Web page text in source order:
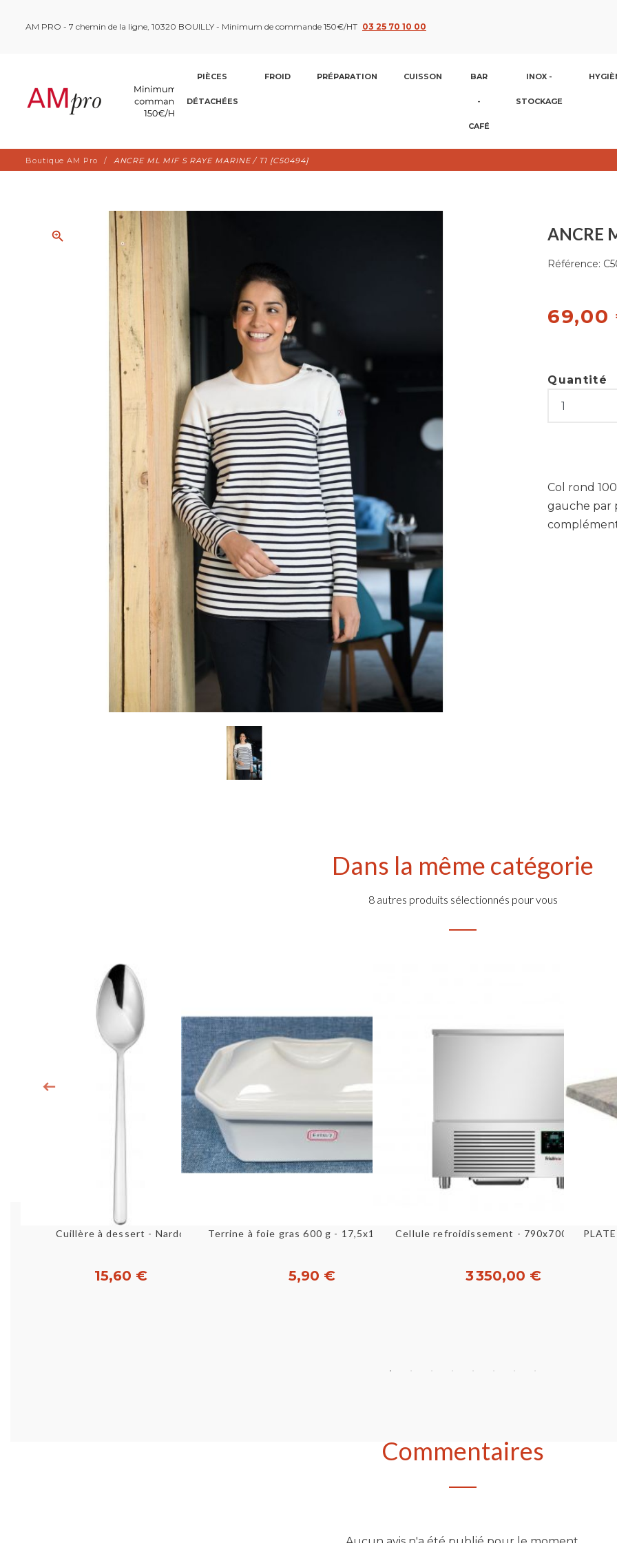
AM PRO - 7 chemin de la ligne, 10320 BOUILLY - Minimum de commande 150€/HT 03 25 70 10 00
PIÈCES
DÉTACHÉES
FROID PRÉPARATION CUISSON BAR
-
CAFÉ
INOX -
STOCKAGE
Boutique AM Pro ANCRE ML MIF S RAYE MARINE / T1 [C50494]
zoom_in ANCRE
Référence:
69,00
Quantité
Col rond
gauche par
Dans la même catégorie
8 autres produits sélectionnés pour vous
Aperçu rapide
Cuillère à dessert - Nardo
15,60 €
Aperçu rapide
Terrine à foie gras 600 g - 17,5x12x10 cm
5,90 €
Aperçu rapide
Cellule refroidissement - 790x700x900 mm
3 350,00 €
Commentaires